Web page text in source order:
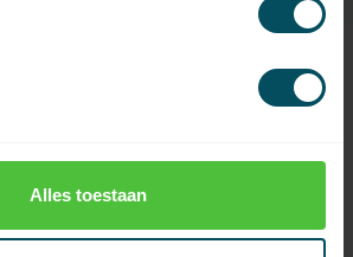
Alles toestaan